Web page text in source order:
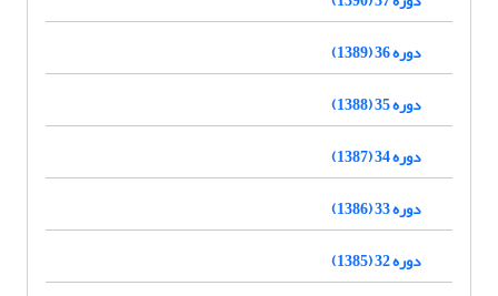
دوره 36 (1389)
دوره 35 (1388)
دوره 34 (1387)
دوره 33 (1386)
دوره 32 (1385)